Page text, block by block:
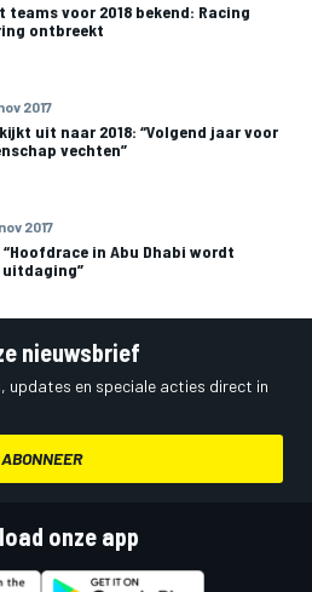
teams voor 2018 bekend: Racing
ontbreekt
2017
uit naar 2018: “Volgend jaar voor
vechten”
2017
“Hoofdrace in Abu Dhabi wordt
uitdaging”
nieuwsbrief
updates en speciale acties direct in
ABONNEER
onze app